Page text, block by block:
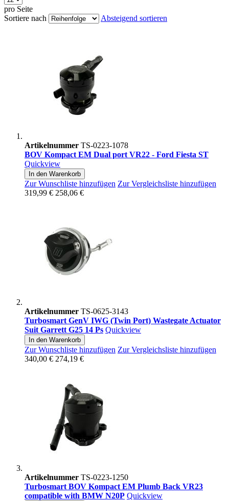
pro Seite
Sortiere nach
Absteigend sortieren
Artikelnummer TS-0223-1078
BOV Kompact EM Dual port VR22 - Ford Fiesta ST
Quickview
In den Warenkorb
Zur Wunschliste hinzufügen Zur Vergleichsliste hinzufügen
319,99 € 258,06 €
Artikelnummer TS-0625-3143
Turbosmart GenV IWG (Twin Port) Wastegate Actuator
Suit Garrett G25 14 Ps Quickview
In den Warenkorb
Zur Wunschliste hinzufügen Zur Vergleichsliste hinzufügen
340,00 € 274,19 €
Artikelnummer TS-0223-1250
Turbosmart BOV Kompact EM Plumb Back VR23
compatible with BMW N20P Quickview